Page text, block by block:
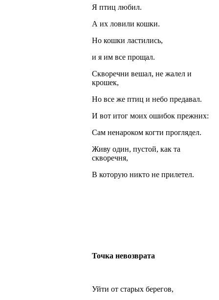
Я птиц любил.
А их ловили кошки.
Но кошки ластились,
и я им все прощал.
Скворечни вешал, не жалел и
крошек,
Но все же птиц и небо предавал.
И вот итог моих ошибок прежних:
Сам ненароком когти проглядел.
Живу один, пустой, как та
скворечня,
В которую никто не прилетел.
Точка невозврата
Уйти от старых берегов,